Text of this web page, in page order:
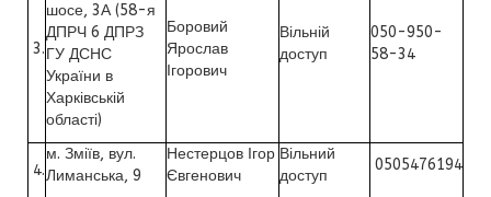
3.
шосе, 3А (58-я
ДПРЧ 6 ДПРЗ
ГУ ДСНС
України в
Харківській
області)
Боровий
Ярослав
Ігорович
Вільній
доступ
050-950-
58-34
4.
м. Зміїв, вул.
Лиманська, 9
Нестерцов Ігор
Євгенович
Вільний
доступ
0505476194